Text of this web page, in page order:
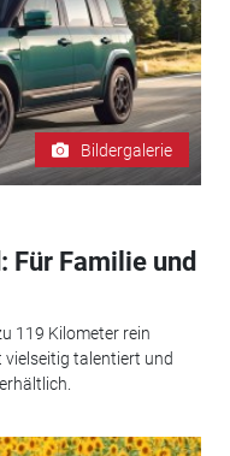
Bildergalerie
Für Familie und
119 Kilometer rein
vielseitig talentiert und